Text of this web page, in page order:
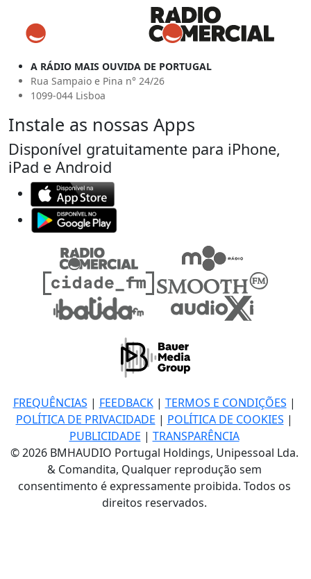
A RÁDIO MAIS OUVIDA DE PORTUGAL
Rua Sampaio e Pina n° 24/26
1099-044 Lisboa
Instale as nossas Apps
Disponível gratuitamente para iPhone,
iPad e Android
FREQUÊNCIAS | FEEDBACK| TERMOS E CONDIÇÕES |
POLÍTICA DE PRIVACIDADE | POLÍTICA DE COOKIES |
PUBLICIDADE | TRANSPARÊNCIA
© 2026 BMHAUDIO Portugal Holdings, Unipessoal Lda.
& Comandita, Qualquer reprodução sem
consentimento é expressamente proibida. Todos os
direitos reservados.